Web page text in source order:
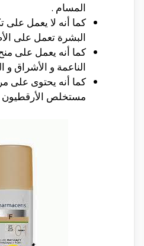
المسام .
كما أنه لا يعمل
البشرة تعمل على
كما أنه يعمل على
الناعمة و الأشراق و
كما أنه يحتوى على
مستخلص الأرقطيون و